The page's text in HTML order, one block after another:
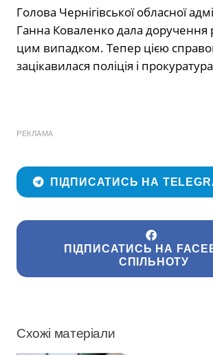
Голова Чернігівської обласної
Ганна Коваленко дала доручення
цим випадком. Тепер цією
зацікавилася поліція і
РЕКЛАМА
ПІДПИСАТИСЬ НА
ПІДПИСАТИСЬ НА
СПІЛЬНОТУ
Схожі матеріали